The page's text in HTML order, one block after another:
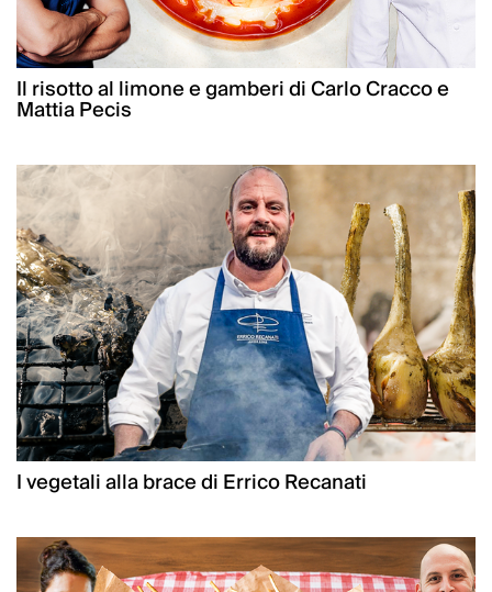
Il risotto al limone e gamberi di Carlo Cracco e
Mattia Pecis
I vegetali alla brace di Errico Recanati